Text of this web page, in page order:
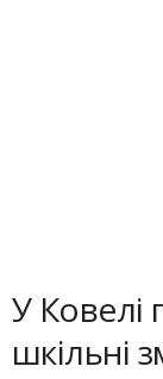
У Ковелі
шкільні